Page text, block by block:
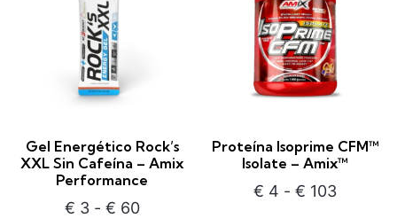
Gel Energético Rock’s
XXL Sin Cafeína – Amix
Performance
€ 3 - € 60
Proteína Isoprime CFM™
Isolate – Amix™
€ 4 - € 103